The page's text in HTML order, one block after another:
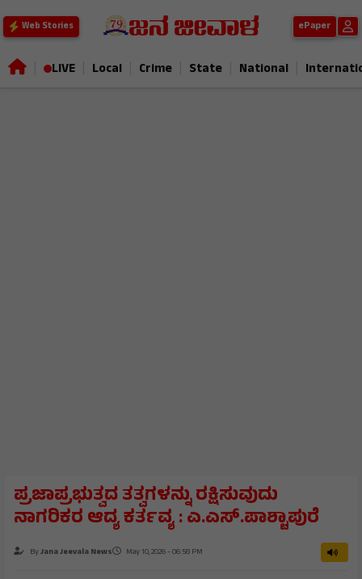
Web Stories ePaper
LIVE Local Crime State National
ಪ್ರಜಾಪ್ರಭುತ್ವದ ತತ್ವಗಳನ್ನು ರಕ್ಷಿಸುವುದು
ನಾಗರಿಕರ ಆದ್ಯ ಕರ್ತವ್ಯ : ಎ.ಎಸ್.ಪಾಶ್ಚಾಪುರೆ
ByJana Jeevala News May 10, 2026 - 06:58 PM